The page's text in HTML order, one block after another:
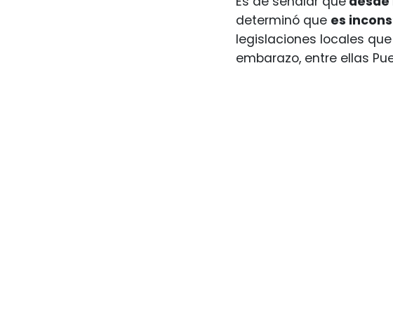
determinó que es
legislaciones locales
embarazo, entre ellas